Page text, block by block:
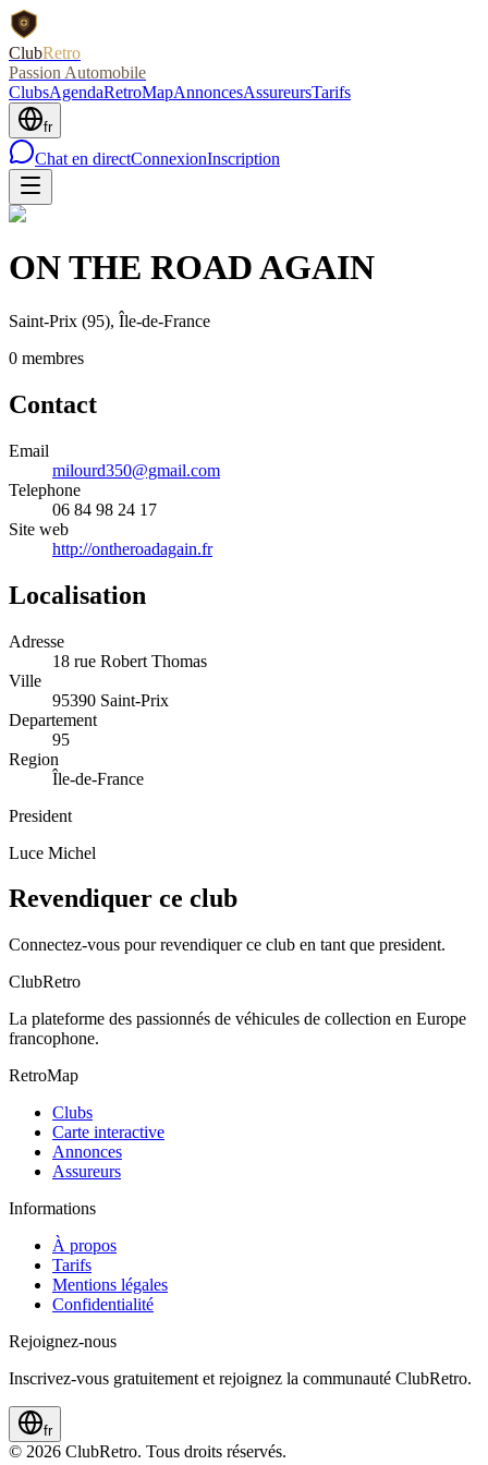
ClubRetro
Passion Automobile
ClubsAgendaRetroMapAnnoncesAssureursTarifs
fr
Chat en directConnexionInscription
ON THE ROAD AGAIN
Saint-Prix (95), Île-de-France
0 membres
Contact
Email
milourd350@gmail.com
Telephone
06 84 98 24 17
Site web
http://ontheroadagain.fr
Localisation
Adresse
18 rue Robert Thomas
Ville
95390 Saint-Prix
Departement
95
Region
Île-de-France
President
Luce Michel
Revendiquer ce club
Connectez-vous pour revendiquer ce club en tant que president.
ClubRetro
La plateforme des passionnés de véhicules de collection en Europe
francophone.
RetroMap
Clubs
Carte interactive
Annonces
Assureurs
Informations
À propos
Tarifs
Mentions légales
Confidentialité
Rejoignez-nous
Inscrivez-vous gratuitement et rejoignez la communauté ClubRetro.
fr
© 2026 ClubRetro. Tous droits réservés.